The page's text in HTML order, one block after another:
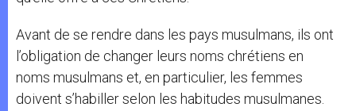
Avant de se rendre dans les pays musulmans, ils ont
l’obligation de changer leurs noms chrétiens en
noms musulmans et, en particulier, les femmes
doivent s’habiller selon les habitudes musulmanes.